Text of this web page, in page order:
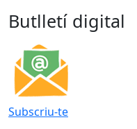
Butlletí digital
Subscriu-te